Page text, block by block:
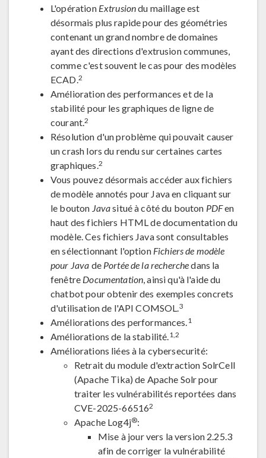
L'opération Extrusiondu maillage est
désormais plus rapide pour des géométries
contenant un grand nombre de domaines
ayant des directions d'extrusion communes,
comme c'est souvent le cas pour des modèles
ECAD.2
Amélioration des performances et de la
stabilité pour les graphiques de ligne de
courant.2
Résolution d'un problème qui pouvait causer
un crash lors du rendu sur certaines cartes
graphiques.2
Vous pouvez désormais accéder aux fichiers
de modèle annotés pour Java en cliquant sur
le bouton Javasitué à côté du bouton PDFen
haut des fichiers HTML de documentation du
modèle. Ces fichiers Java sont consultables
en sélectionnant l'option Fichiers de modèle
pour Java de Portée de la recherchedans la
fenêtre Documentation, ainsi qu'à l'aide du
chatbot pour obtenir des exemples concrets
d'utilisation de l'API COMSOL.3
Améliorations des performances.1
Améliorations de la stabilité.1,2
Améliorations liées à la cybersecurité:
Retrait du module d'extraction SolrCell
(Apache Tika) de Apache Solr pour
traiter les vulnérabilités reportées dans
CVE-2025-665162
Apache Log4j®:
Mise à jour vers la version 2.25.3
afin de corriger la vulnérabilité